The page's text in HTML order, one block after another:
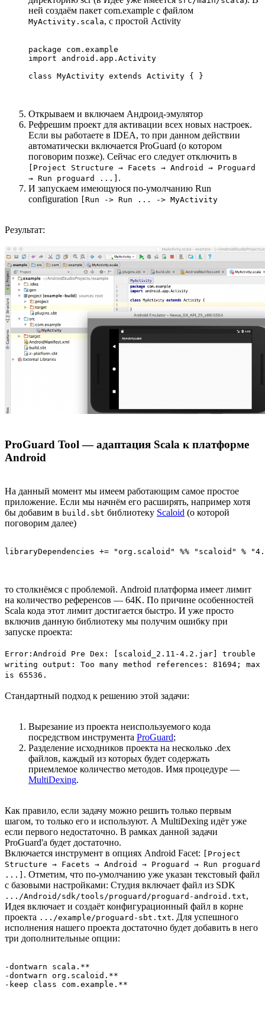
ней создаём пакет com.example с файлом
MyActivity.scala, с простой Activity
package com.example
import android.app.Activity
class MyActivity extends Activity { }
Открываем и включаем Андроид-эмулятор
Рефрешим проект для активации всех новых настроек.
Если вы работаете в IDEA, то при данном действии
автоматически включается ProGuard (о котором
поговорим позже). Сейчас его следует отключить в
[Project Structure → Facets → Android → Proguard
→ Run proguard ...] .
И запускаем имеющуюся по-умолчанию Run
configuration
[Run -> Run ... -> MyActivity
Результат:
ProGuard Tool — адаптация Scala к платформе
Android
На данный момент мы имеем работающим самое простое
приложение. Если мы начнём его расширять, например хотя
бы добавим в build.sbt библиотеку Scaloid (о которой
поговорим далее)
libraryDependencies += "org.scaloid" %% "scaloid" %
то столкнёмся с проблемой. Android платформа имеет лимит
на количество референсов — 64K. По причине особенностей
Scala кода этот лимит достигается быстро. И уже просто
включив данную библиотеку мы получим ошибку при
запуске проекта:
Error:Android Pre Dex: [scaloid_2.11-4.2.jar] trouble
writing output: Too many method references: 81694; max
is 65536.
Стандартный подход к решению этой задачи:
Вырезание из проекта неиспользуемого кода
посредством инструмента ProGuard;
Разделение исходников проекта на несколько .dex
файлов, каждый из которых будет содержать
приемлемое количество методов. Имя процедуре —
MultiDexing.
Как правило, если задачу можно решить только первым
шагом, то только его и используют. А MultiDexing идёт уже
если первого недостаточно. В рамках данной задачи
ProGuard'a будет достаточно.
Включается инструмент в опциях Android Facet:
[Project
Structure → Facets → Android → Proguard → Run proguard
...] . Отметим, что по-умолчанию уже указан текстовый файл
с базовыми настройками: Студия включает файл из SDK
.../Android/sdk/tools/proguard/proguard-android.txt,
Идея включает и создаёт конфигурационный файл в корне
проекта .../example/proguard-sbt.txt. Для успешного
исполнения нашего проекта достаточно будет добавить в него
три дополнительные опции:
-dontwarn scala.**
-dontwarn org.scaloid.**
-keep class com.example.**